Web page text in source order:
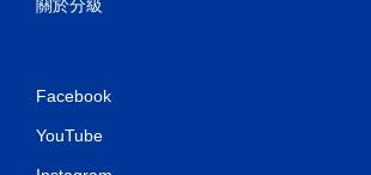
關於分級
Facebook
YouTube